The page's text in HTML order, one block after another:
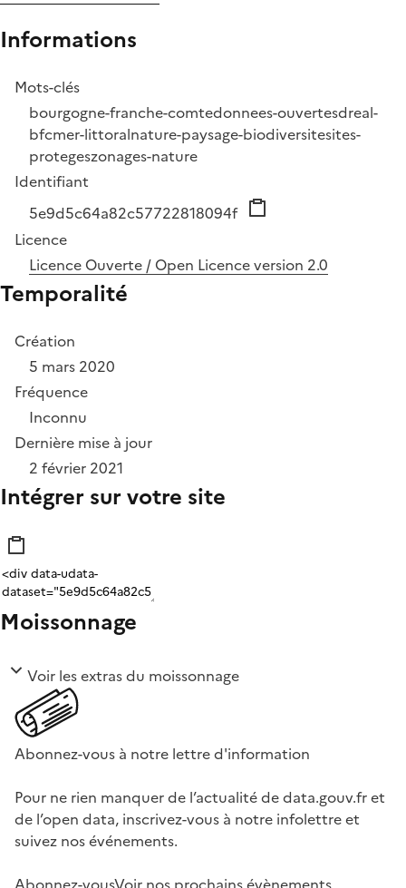
Informations
Mots-clés
bourgogne-franche-comtedonnees-ouvertesdreal-
bfcmer-littoralnature-paysage-biodiversitesites-
protegeszonages-nature
Identifiant
5e9d5c64a82c57722818094f
Licence
Licence Ouverte / Open Licence version 2.0
Temporalité
Création
5 mars 2020
Fréquence
Inconnu
Dernière mise à jour
2 février 2021
Intégrer sur votre site
Moissonnage
Voir les extras du moissonnage
Abonnez-vous à notre lettre d'information
Pour ne rien manquer de l’actualité de data.gouv.fr et
de l’open data, inscrivez-vous à notre infolettre et
suivez nos événements.